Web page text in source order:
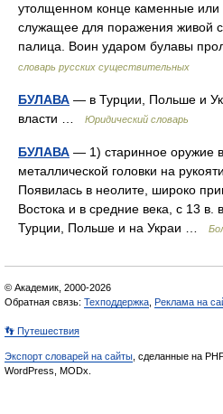
утолщенном конце каменные или
служащее для поражения живой
палица. Воин ударом булавы
словарь русских существительных
БУЛАВА — в Турции, Польше и
власти …
Юридический словарь
БУЛАВА — 1) старинное оружие
металлической головки на
Появилась в неолите, широко
Востока и в средние века, с 13
Турции, Польше и на Украи …
© Академик, 2000-2026
Обратная связь: Техподдержка Реклама на
👣 Путешествия
Экспорт словарей на сайты , сделанные на
WordPress, MODx.